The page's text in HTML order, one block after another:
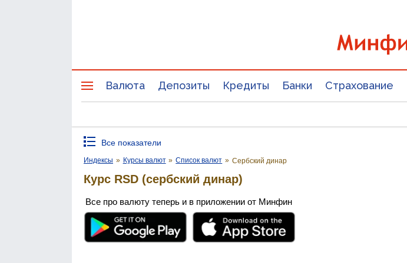
Валюта Депозиты Кредиты Банки Страхование
Все показатели
Индексы » Курсы валют » Список валют » Сербский динар
Курс RSD (сербский динар)
Все про валюту теперь и в приложении от Минфин